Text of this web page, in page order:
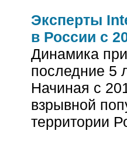
Эксперты
в России c
Динамика
последние 5
Начиная с
взрывной
территории